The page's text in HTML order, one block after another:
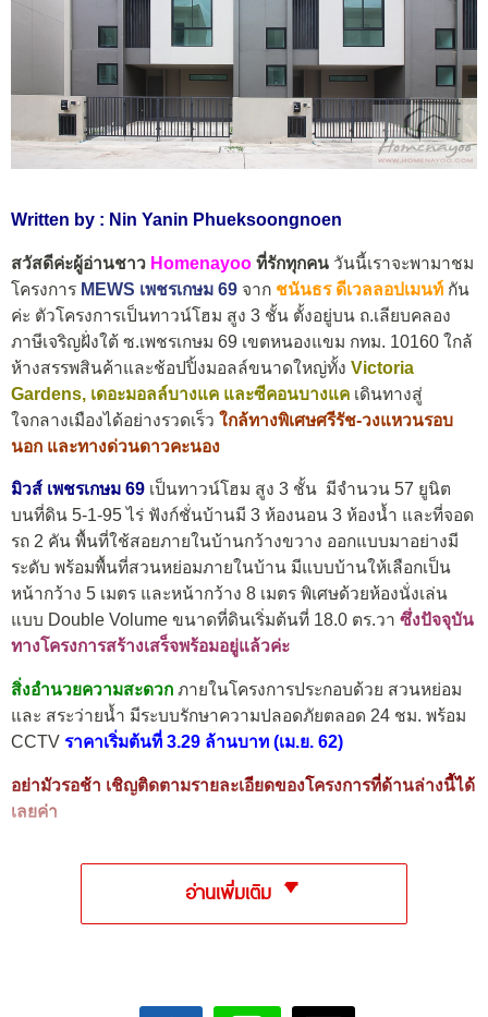
Written by : Nin Yanin Phueksoongnoen
สวัสดีค่ะผู้อ่านชาว Homenayoo ที่รักทุกคน วันนี้เราจะพามาชม
โครงการ MEWS เพชรเกษม 69 จาก ชนันธร ดีเวลลอปเมนท์ กัน
ค่ะ ตัวโครงการเป็นทาวน์โฮม สูง 3 ชั้น ตั้งอยู่บน ถ.เลียบคลอง
ภาษีเจริญฝั่งใต้ ซ.เพชรเกษม 69 เขตหนองแขม กทม. 10160 ใกล้
ห้างสรรพสินค้าและช้อปปิ้งมอลล์ขนาดใหญ่ทั้ง Victoria
Gardens, เดอะมอลล์บางแค และซีคอนบางแค เดินทางสู่
ใจกลางเมืองได้อย่างรวดเร็ว ใกล้ทางพิเศษศรีรัช-วงแหวนรอบ
นอก และทางด่วนดาวคะนอง
มิวส์ เพชรเกษม 69 เป็นทาวน์โฮม สูง 3 ชั้น มีจำนวน 57 ยูนิต
บนที่ดิน 5-1-95 ไร่ ฟังก์ชั่นบ้านมี 3 ห้องนอน 3 ห้องน้ำ และที่จอด
รถ 2 คัน พื้นที่ใช้สอยภายในบ้านกว้างขวาง ออกแบบมาอย่างมี
ระดับ พร้อมพื้นที่สวนหย่อมภายในบ้าน มีแบบบ้านให้เลือกเป็น
หน้ากว้าง 5 เมตร และหน้ากว้าง 8 เมตร พิเศษด้วยห้องนั่งเล่น
แบบ Double Volume ขนาดที่ดินเริ่มต้นที่ 18.0 ตร.วา ซึ่งปัจจุบัน
ทางโครงการสร้างเสร็จพร้อมอยู่แล้วค่ะ
สิ่งอำนวยความสะดวก ภายในโครงการประกอบด้วย สวนหย่อม
และ สระว่ายน้ำ มีระบบรักษาความปลอดภัยตลอด 24 ชม. พร้อม
CCTV ราคาเริ่มต้นที่ 3.29 ล้านบาท (เม.ย. 62)
อย่ามัวรอช้า เชิญติดตามรายละเอียดของโครงการที่ด้านล่างนี้ได้
เลยค่า
อ่านเพิ่มเติม